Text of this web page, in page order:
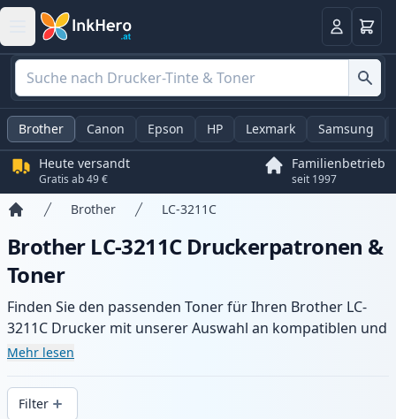
Anmelden
Brother Canon Epson HP Lexmark Samsung
Heute versandt
Gratis ab 49 €
Familienbetrieb
seit 1997
Brother LC-3211C
Brother LC-3211C Druckerpatronen &
Toner
Finden Sie den passenden Toner für Ihren Brother LC-
3211C Drucker mit unserer Auswahl an kompatiblen und
XL-Patronen. Profitieren Sie von gleichbleibender
in .
Mehr lesen
Filter